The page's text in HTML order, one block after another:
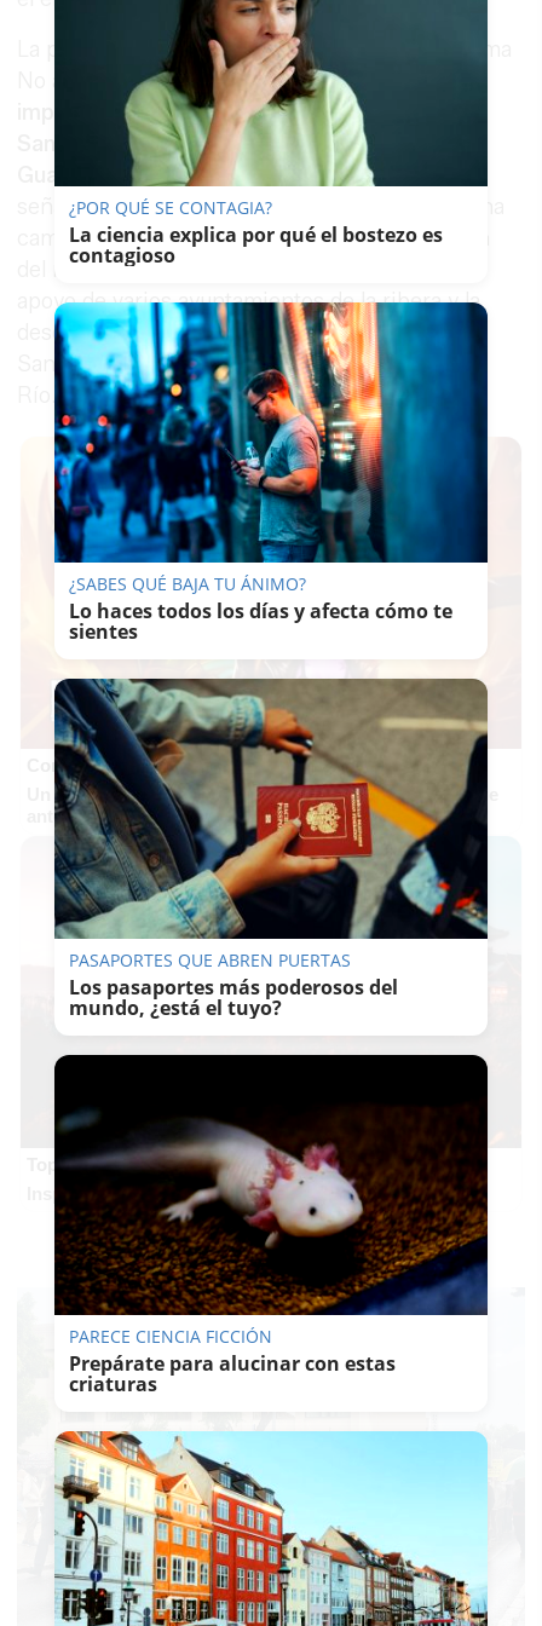
La protesta se celebró pese a la lluvia bajo el lema
No a los vertidos mineros al Guadalquivir y
impulsada por la Cofradía de Pescadores de
Sanlúcar, Ecologistas en Acción, Salvemos el
Guadalquivir y Greenpeace
. Estas entidades
señalaron que la movilización se enmarca en una
campaña de denuncia por la falta de protección
del río. La convocatoria contó además con el
apoyo de varios ayuntamientos de la ribera y la
desembocadura del Guadalquivir, entre ellos
Sanlúcar, Chipiona, Trebujena, Rota y Coria del
Río.
Corepunk MMORPG
Un verdadero MMORPG de la vieja escuela ¡Cómo los de
antes, pero mejor!
Top 2026: destinos clave
Inspírate y elige tu próximo destino para 2026
¿POR QUÉ SE CONTAGIA?
La ciencia explica por qué el bostezo es
contagioso
¿SABES QUÉ BAJA TU ÁNIMO?
Lo haces todos los días y afecta cómo te
sientes
PASAPORTES QUE ABREN PUERTAS
Los pasaportes más poderosos del
mundo, ¿está el tuyo?
PARECE CIENCIA FICCIÓN
Prepárate para alucinar con estas
criaturas